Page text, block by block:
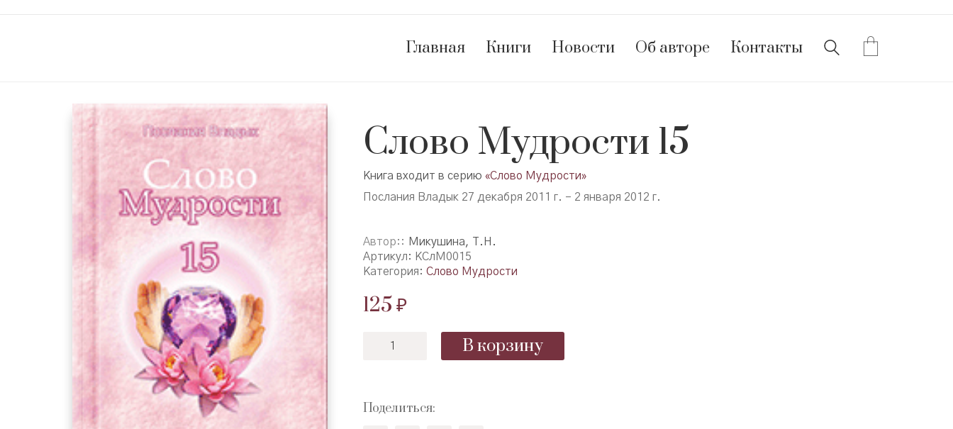
Главная Книги Новости Об авторе Контакты
Слово Мудрости 15
Книга входит в серию «Слово Мудрости»
Послания Владык 27 декабря 2011 г. – 2 января 2012 г.
Автор:
Микушина, Т.Н.
Артикул: КСлМ0015
Категория: Слово Мудрости
125 ₽
товара
В корзину
Поделиться: